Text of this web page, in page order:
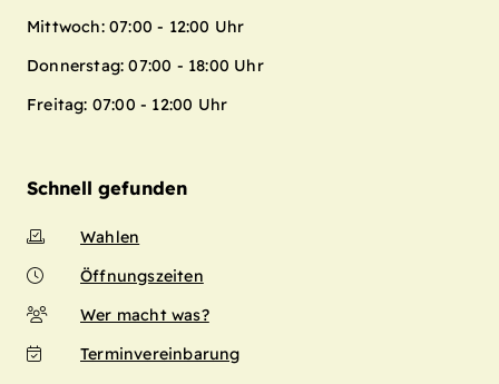
Mittwoch: 07:00 - 12:00 Uhr
Donnerstag: 07:00 - 18:00 Uhr
Freitag: 07:00 - 12:00 Uhr
Schnell gefunden
Wahlen
Öffnungszeiten
Wer macht was?
Terminvereinbarung